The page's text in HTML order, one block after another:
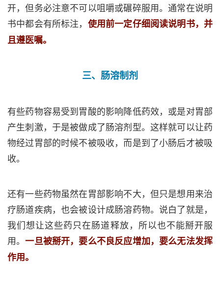
开，但务必注意不可以咀嚼或碾碎服用。通常在说明
书中都会有所标注， 使用前一定仔细阅读说明书，并
且遵医嘱。
三、肠溶制剂
有些药物容易受到胃酸的影响降低药效，或是对胃部
产生刺激，于是被做成了肠溶剂型。这样就可以让药
物经过胃部的时候不被吸收，而是到了小肠后才被吸
收。
还有一些药物虽然在胃部影响不大，但只是想用来治
疗肠道疾病，也会被设计成肠溶药物。说白了就是，
我们想让这些药只在肠道释放，所以也不能掰开服
用。一旦被掰开，要么不良反应增加，要么无法发挥
作用。